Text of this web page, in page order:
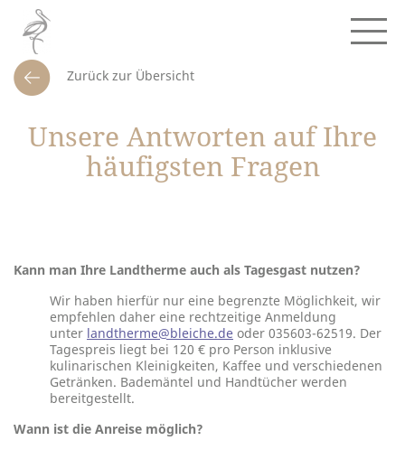
Zurück zur Übersicht
Unsere Antworten auf Ihre
häufigsten Fragen
Kann man Ihre Landtherme auch als Tagesgast nutzen?
Wir haben hierfür nur eine begrenzte Möglichkeit, wir
empfehlen daher eine rechtzeitige Anmeldung
unter landtherme@bleiche.de oder 035603-62519. Der
Tagespreis liegt bei 120 € pro Person inklusive
kulinarischen Kleinigkeiten, Kaffee und verschiedenen
Getränken. Bademäntel und Handtücher werden
bereitgestellt.
Wann ist die Anreise möglich?